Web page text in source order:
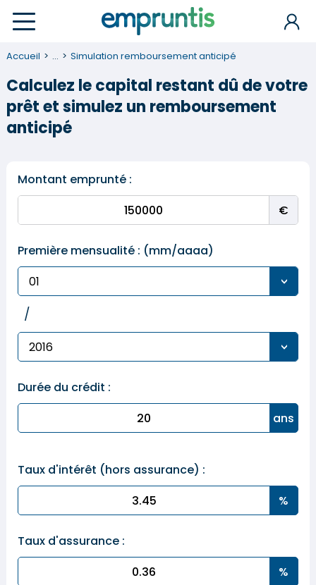
Accueil ... Simulation remboursement anticipé
Calculez le capital restant dû de votre
prêt et simulez un remboursement
anticipé
Montant emprunté :
Première mensualité : (mm/aaaa)
/
Durée du crédit :
Taux d'intérêt (hors assurance) :
Taux d'assurance :